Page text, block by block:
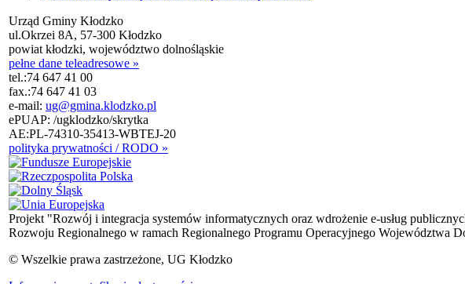
Urząd Gminy Kłodzko
ul.Okrzei 8A, 57-300 Kłodzko
powiat kłodzki, województwo dolnośląskie
pełne dane teleadresowe »
tel.:74 647 41 00
fax.:74 647 41 03
e-mail: ug@gmina.klodzko.pl
ePUAP: /ugklodzko/skrytka
AE:PL-74310-35413-WBTEJ-20
polityka prywatności / RODO »
Projekt "Rozwój i integracja systemów informatycznych oraz wdrożenie e-usług
Rozwoju Regionalnego w ramach Regionalnego Programu Operacyjnego Województwa
© Wszelkie prawa zastrzeżone, UG Kłodzko